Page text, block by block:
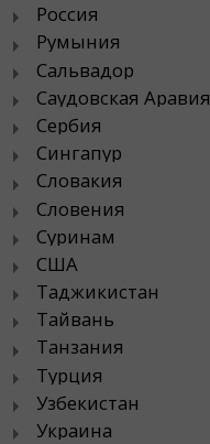
Россия
Румыния
Сальвадор
Саудовская Аравия
Сербия
Сингапур
Словакия
Словения
Суринам
США
Таджикистан
Тайвань
Танзания
Турция
Узбекистан
Украина